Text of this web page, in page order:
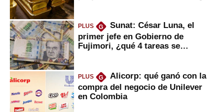
PLUS G
Sunat: César Luna, el
primer jefe en Gobierno de
Fujimori, ¿qué 4 tareas se
PLUS G
Alicorp: qué ganó con la
compra del negocio de Unilever
en Colombia